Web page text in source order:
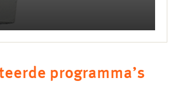
programma’s